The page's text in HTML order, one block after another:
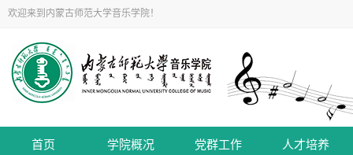
欢迎来到内蒙古师范大学音乐学院！
首页 学院概况 党群工作 人才培养